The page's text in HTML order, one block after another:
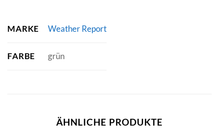
MARKE Weather Report
FARBE grün
ÄHNLICHE PRODUKTE